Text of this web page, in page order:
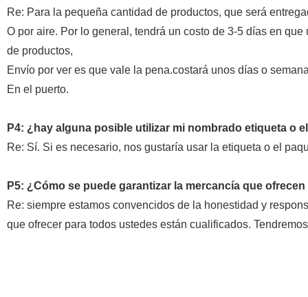
Re: Para la pequeña cantidad de productos, que será
O por aire. Por lo general, tendrá un costo de 3-5 días en
de productos,
Envío por ver es que vale la pena.costará unos días o
En el puerto.
P4: ¿hay alguna posible utilizar mi nombrado etiqueta o
Re: Sí. Si es necesario, nos gustaría usar la etiqueta o el
P5: ¿Cómo se puede garantizar la mercancía que
Re: siempre estamos convencidos de la honestidad y
que ofrecer para todos ustedes están cualificados.